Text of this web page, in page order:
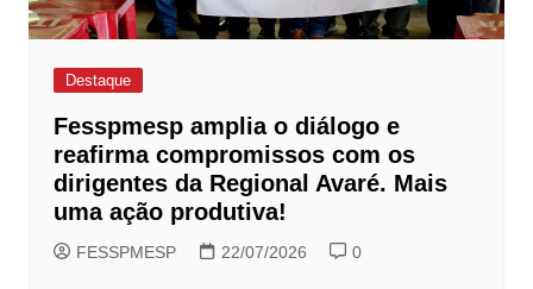
Destaque
Fesspmesp amplia o diálogo e
reafirma compromissos com os
dirigentes da Regional Avaré. Mais
uma ação produtiva!
FESSPMESP 22/07/2026 0